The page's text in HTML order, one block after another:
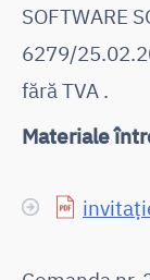
SOFTWARE
6279/
fără TVA .
Materiale